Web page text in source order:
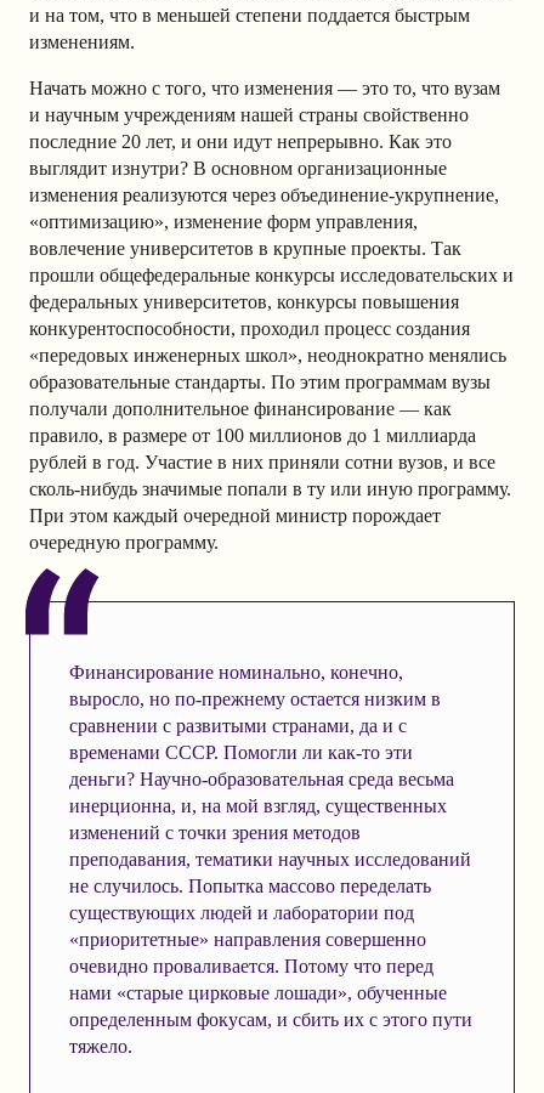
и на том, что в меньшей степени поддается быстрым
изменениям.
Начать можно с того, что изменения — это то, что вузам
и научным учреждениям нашей страны свойственно
последние 20 лет, и они идут непрерывно. Как это
выглядит изнутри? В основном организационные
изменения реализуются через объединение-укрупнение,
«оптимизацию», изменение форм управления,
вовлечение университетов в крупные проекты. Так
прошли общефедеральные конкурсы исследовательских и
федеральных университетов, конкурсы повышения
конкурентоспособности, проходил процесс создания
«передовых инженерных школ», неоднократно менялись
образовательные стандарты. По этим программам вузы
получали дополнительное финансирование — как
правило, в размере от 100 миллионов до 1 миллиарда
рублей в год. Участие в них приняли сотни вузов, и все
сколь-нибудь значимые попали в ту или иную программу.
При этом каждый очередной министр порождает
очередную программу.
Финансирование номинально, конечно,
выросло, но по-прежнему остается низким в
сравнении с развитыми странами, да и с
временами СССР. Помогли ли как-то эти
деньги? Научно-образовательная среда весьма
инерционна, и, на мой взгляд, существенных
изменений с точки зрения методов
преподавания, тематики научных исследований
не случилось. Попытка массово переделать
существующих людей и лаборатории под
«приоритетные» направления совершенно
очевидно проваливается. Потому что перед
нами «старые цирковые лошади», обученные
определенным фокусам, и сбить их с этого пути
тяжело.